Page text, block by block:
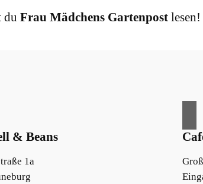
du Frau Mädchens Gartenpostlesen!
& Beans
1a